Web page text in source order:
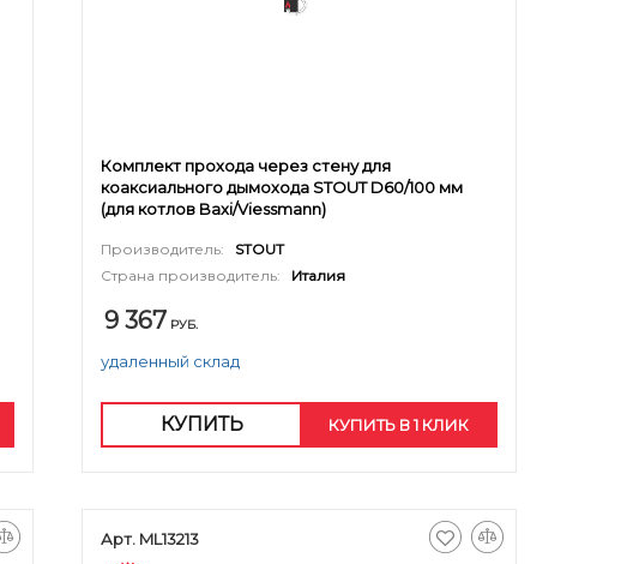
Комплект прохода через стену для
коаксиального дымохода STOUT D60/100 мм
(для котлов Baxi/Viessmann)
Производитель:
STOUT
Страна производитель:
Италия
9 367 РУБ.
удаленный склад
КУПИТЬ КУПИТЬ В 1 КЛИК
Арт. ML13213